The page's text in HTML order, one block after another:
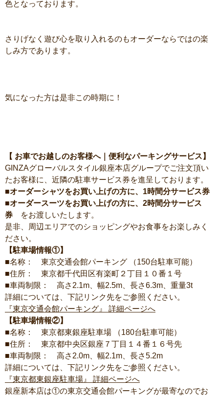
色となっております。
さりげなく遊び心を取り入れるのもオーダーならではの楽
しみ方であります。
気になった方は是非この時期に！
【 お車でお越しのお客様へ｜便利なパーキングサービス】
GINZAグローバルスタイル銀座本店グループでご注文頂い
たお客様に、近隣の駐車サービス券を進呈しております。
■オーダーシャツをお買い上げの方に、1時間分サービス券
■オーダースーツをお買い上げの方に、2時間分サービス
券 をお渡しいたします。
是非、周辺エリアでのショッピングやお食事をお楽しみく
ださい。
【駐車場情報①】
■名称： 東京交通会館パーキング （150台駐車可能）
■住所： 東京都千代田区有楽町２丁目１０番１号
■車両制限： 高さ2.1m、幅2.5m、長さ6.3m、重量3t
詳細については、下記リンク先をご参照ください。
『東京交通会館パーキング』 詳細ページへ
【駐車場情報②】
■名称： 東京都東銀座駐車場 （180台駐車可能）
■住所： 東京都中央区銀座７丁目１４番１６号先
■車両制限： 高さ2.0m、幅2.1m、長さ5.2m
詳細については、下記リンク先をご参照ください。
『東京都東銀座駐車場』 詳細ページへ
銀座新本店は①の東京交通会館パーキングが最寄なのでお